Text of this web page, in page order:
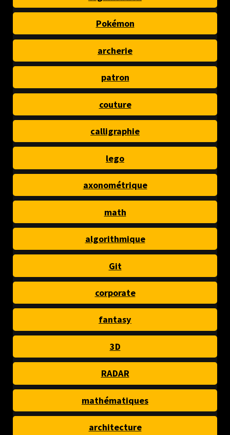
Pokémon
archerie
patron
couture
calligraphie
lego
axonométrique
math
algorithmique
Git
corporate
fantasy
3D
RADAR
mathématiques
architecture